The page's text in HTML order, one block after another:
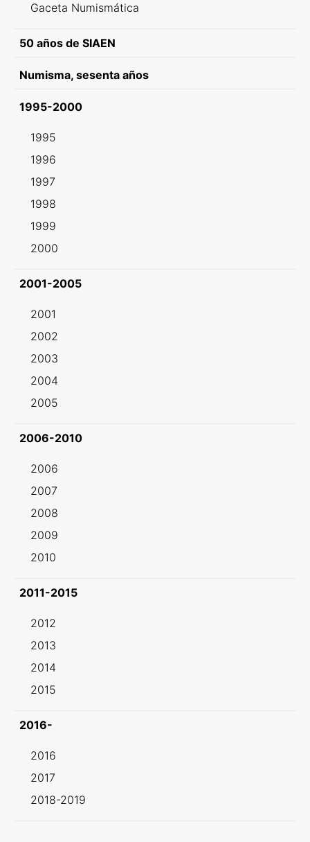
Gaceta Numismática
50 años de SIAEN
Numisma, sesenta años
1995-2000
1995
1996
1997
1998
1999
2000
2001-2005
2001
2002
2003
2004
2005
2006-2010
2006
2007
2008
2009
2010
2011-2015
2012
2013
2014
2015
2016-
2016
2017
2018-2019